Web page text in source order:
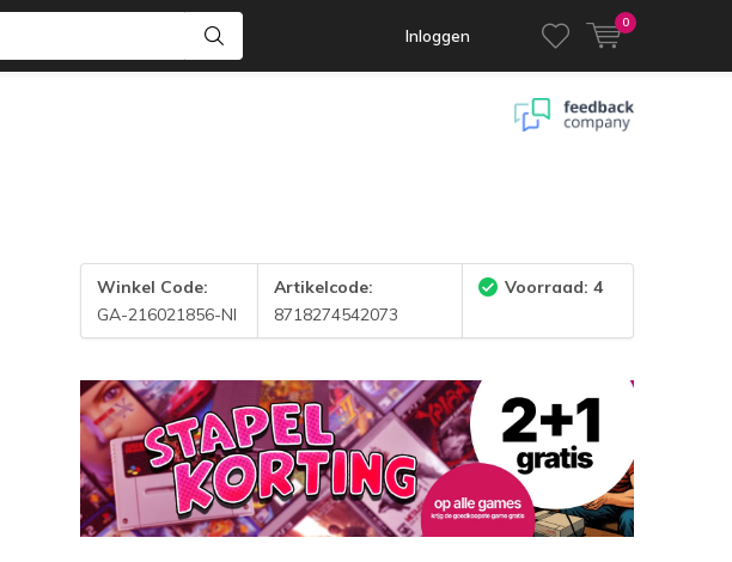
Inloggen
0
Winkel Code:
GA-216021856-NI
Artikelcode:
8718274542073
Voorraad: 4